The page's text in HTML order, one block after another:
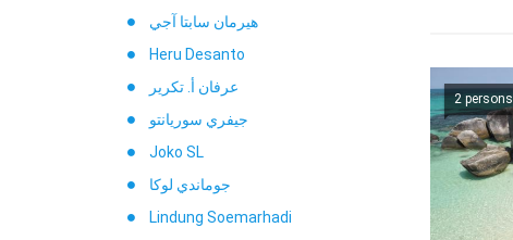
هيرمان سابتا آجي
Heru Desanto
عرفان أ. تكرير
جيفري سوريانتو
Joko SL
جوماندي لوكا
Lindung Soemarhadi
2 persons